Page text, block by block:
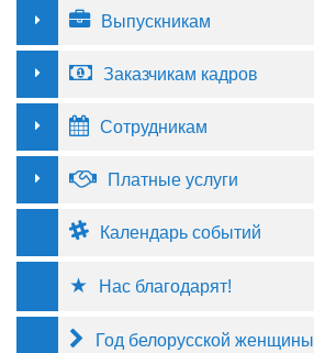
Выпускникам
Заказчикам кадров
Сотрудникам
Платные услуги
Календарь событий
Нас благодарят!
Год белорусской женщины